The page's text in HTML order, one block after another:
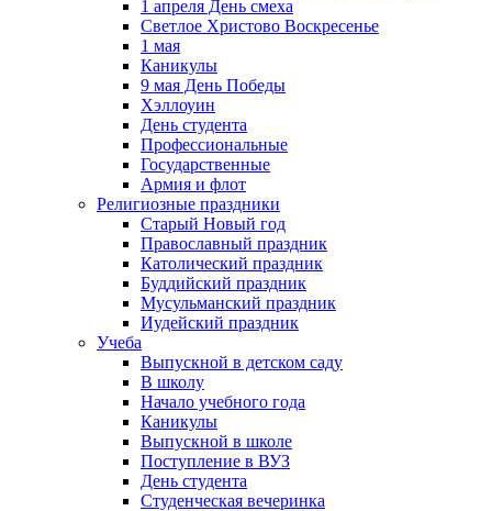
1 апреля День смеха
Светлое Христово Воскресенье
1 мая
Каникулы
9 мая День Победы
Хэллоуин
День студента
Профессиональные
Государственные
Армия и флот
Религиозные праздники
Старый Новый год
Православный праздник
Католический праздник
Буддийский праздник
Мусульманский праздник
Иудейский праздник
Учеба
Выпускной в детском саду
В школу
Начало учебного года
Каникулы
Выпускной в школе
Поступление в ВУЗ
День студента
Студенческая вечеринка